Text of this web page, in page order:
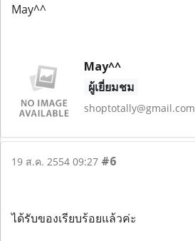
May^^
May^^
ผู้เยี่ยมชม
shoptotally@gmail.com
19 ส.ค. 2554 09:27 #6
ได้รับของเรียบร้อยแล้วค่ะ